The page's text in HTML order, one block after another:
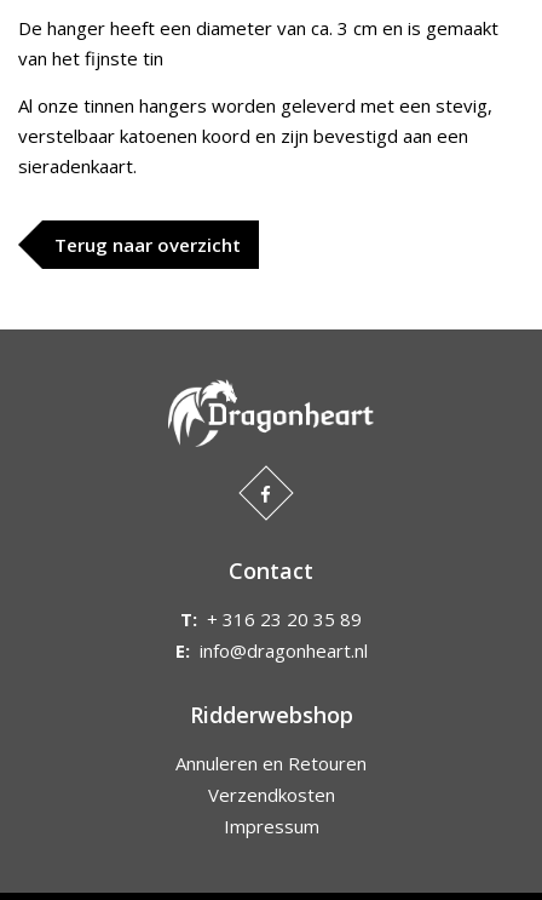
De hanger heeft een diameter van ca. 3 cm en is gemaakt
van het fijnste tin
Al onze tinnen hangers worden geleverd met een stevig,
verstelbaar katoenen koord en zijn bevestigd aan een
sieradenkaart.
Terug naar overzicht
Contact
T: + 316 23 20 35 89
E: info@dragonheart.nl
Ridderwebshop
Annuleren en Retouren
Verzendkosten
Impressum